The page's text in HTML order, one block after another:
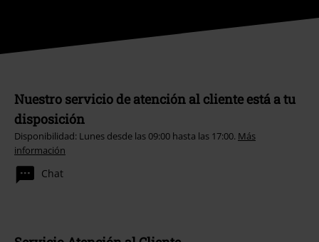
Nuestro servicio de atención al cliente está a tu
disposición
Disponibilidad: Lunes desde las 09:00 hasta las 17:00. Más
información
Chat